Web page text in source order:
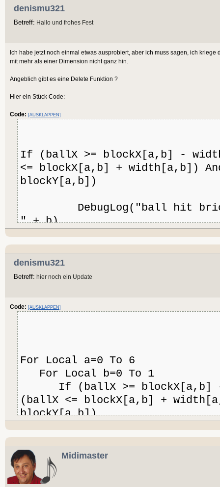
denismu321
Betreff: Hallo und frohes Fest
Ich habe jetzt noch einmal etwas ausprobiert, aber ich muss sagen, ich kriege
mit mehr als einer Dimension nicht ganz hin.
Angeblich gibt es eine Delete Funktion ?
Hier ein Stück Code:
Code: [AUSKLAPPEN]
If (ballX >= blockX[a,b] -
<= blockX[a,b] + width[a,b])
blockY[a,b])
DebugLog("ball hit
" + b)
speedX = speedX * -1
speedY = speedY * -1
blockX[a,b] = -1200
blockY[a,b] = -
DebugLog("removing
denismu321
Betreff: hier noch ein Update
Code: [AUSKLAPPEN]
For Local a=0 To 6
For Local b=0 To 1
If (ballX >= blockX[a,b] -
(ballX <= blockX[a,b] +
blockY[a,b])
'width[a,b] = 0
'height[a,b] = 0
DebugLog("ball hit brick
" + b)
Midimaster